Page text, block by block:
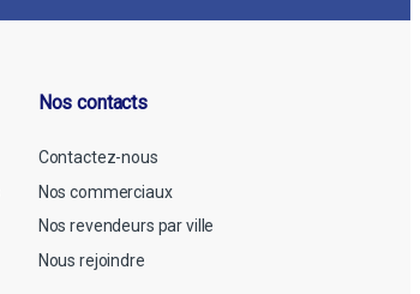
Nos contacts
Contactez-nous
Nos commerciaux
Nos revendeurs par ville
Nous rejoindre